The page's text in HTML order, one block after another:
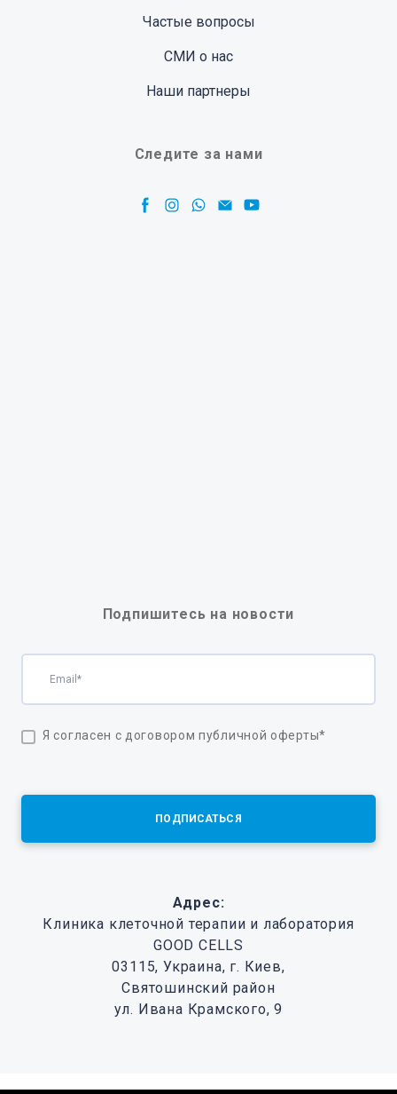
Частые вопросы
СМИ о нас
Наши партнеры
Следите за нами
Подпишитесь на новости
Я согласен с договором публичной оферты*
ПОДПИСАТЬСЯ
Адрес:
Клиника клеточной терапии и лаборатория
GOOD CELLS
03115, Украина, г. Киев,
Святошинский район
ул. Ивана Крамского, 9